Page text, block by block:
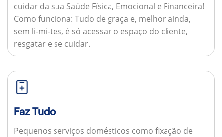
cuidar da sua Saúde Física, Emocional e Financeira!
Como funciona: Tudo de graça e, melhor ainda,
sem li-mi-tes, é só acessar o espaço do cliente,
resgatar e se cuidar.
Faz Tudo
Pequenos serviços domésticos como fixação de